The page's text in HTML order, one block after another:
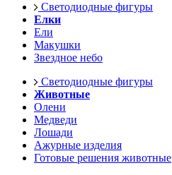
Светодиодные фигуры
Елки
Ели
Макушки
Звездное небо
Светодиодные фигуры
Животные
Олени
Медведи
Лошади
Ажурные изделия
Готовые решения животные